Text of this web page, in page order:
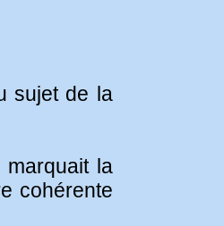
sujet de la
la
cohérente